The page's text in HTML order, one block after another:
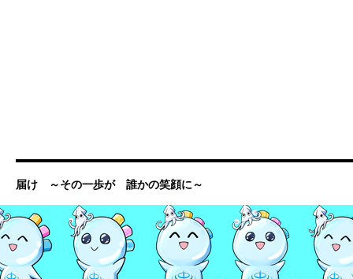
届け ～その一歩が 誰かの笑顔に～